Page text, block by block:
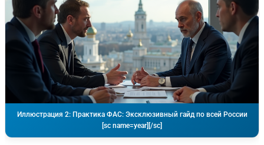
Иллюстрация 2: Практика ФАС: Эксклюзивный гайд по всей России
[sc name=year][/sc]